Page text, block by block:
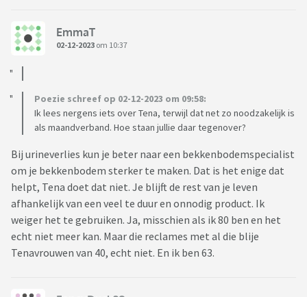
EmmaT
02-12-2023 om 10:37
Poezie schreef op 02-12-2023 om 09:58:
Ik lees nergens iets over Tena, terwijl dat net zo noodzakelijk is
als maandverband. Hoe staan jullie daar tegenover?
Bij urineverlies kun je beter naar een bekkenbodemspecialist
om je bekkenbodem sterker te maken. Dat is het enige dat
helpt, Tena doet dat niet. Je blijft de rest van je leven
afhankelijk van een veel te duur en onnodig product. Ik
weiger het te gebruiken. Ja, misschien als ik 80 ben en het
echt niet meer kan. Maar die reclames met al die blije
Tenavrouwen van 40, echt niet. En ik ben 63.